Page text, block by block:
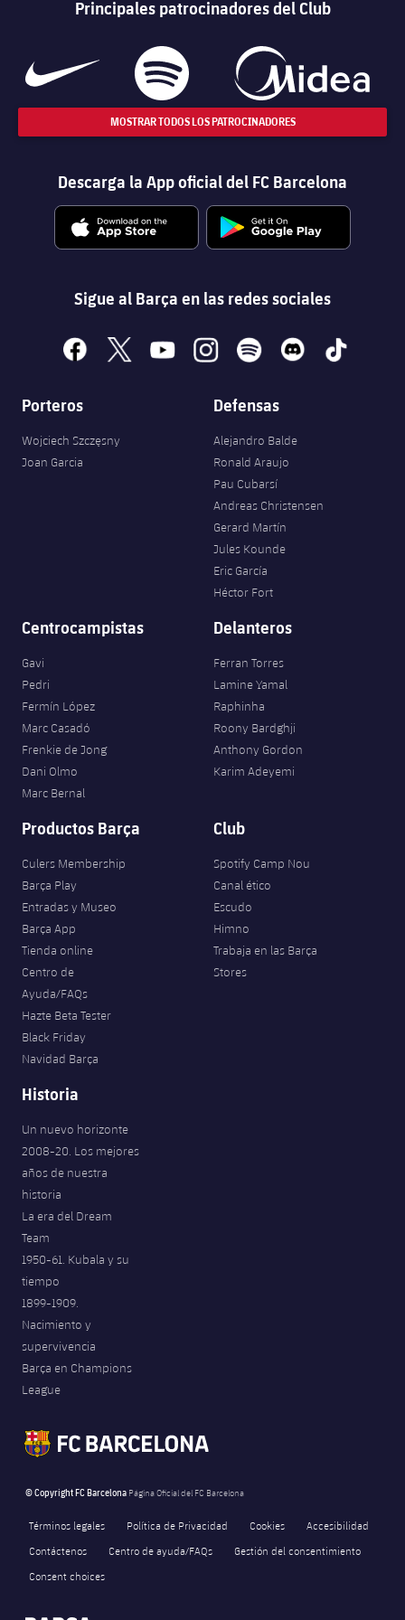
Principales patrocinadores del Club
MOSTRAR TODOS LOS PATROCINADORES
Descarga la App oficial del FC Barcelona
Sigue al Barça en las redes sociales
facebook
x youtubeinstagramspotify discord tiktok
Porteros
Wojciech Szczęsny
Joan Garcia
Defensas
Alejandro Balde
Ronald Araujo
Pau Cubarsí
Andreas Christensen
Gerard Martín
Jules Kounde
Eric García
Héctor Fort
Centrocampistas
Gavi
Pedri
Fermín López
Marc Casadó
Frenkie de Jong
Dani Olmo
Marc Bernal
Delanteros
Ferran Torres
Lamine Yamal
Raphinha
Roony Bardghji
Anthony Gordon
Karim Adeyemi
Productos Barça
Culers Membership
Barça Play
Entradas y Museo
Barça App
Tienda online
Centro de
Ayuda/FAQs
Hazte Beta Tester
Black Friday
Navidad Barça
Club
Spotify Camp Nou
Canal ético
Escudo
Himno
Trabaja en las Barça
Stores
Historia
Un nuevo horizonte
2008-20. Los mejores
años de nuestra
historia
La era del Dream
Team
1950-61. Kubala y su
tiempo
1899-1909.
Nacimiento y
supervivencia
Barça en Champions
League
© Copyright FC Barcelona Página Oficial del FC Barcelona
Términos legales Política de Privacidad Cookies
Accesibilidad
Contáctenos
Centro de ayuda/FAQs
Gestión del consentimiento
Consent choices